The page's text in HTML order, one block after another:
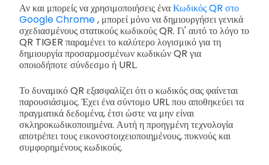
Αν και μπορείς να χρησιμοποιήσεις έναΚωδικός QR στο
Google Chrome, μπορεί μόνο να δημιουργήσει γενικά
σχεδιασμένους στατικούς κωδικούς QR. Γι' αυτό το λόγο το
QR TIGER παραμένει το καλύτερο λογισμικό για τη
δημιουργία προσαρμοσμένων κωδικών QR για
οποιοδήποτε σύνδεσμο ή URL.
Το δυναμικό QR εξασφαλίζει ότι ο κωδικός σας φαίνεται
παρουσιάσιμος. Έχει ένα σύντομο URL που αποθηκεύει τα
πραγματικά δεδομένα, έτσι ώστε να μην είναι
σκληροκωδικοποιημένα. Αυτή η προηγμένη τεχνολογία
αποτρέπει τους εικονοστοιχειοποιημένους, πυκνούς και
συμφορημένους κωδικούς.